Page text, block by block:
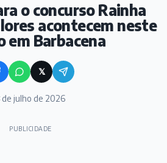
o concurso Rainha
acontecem neste
em Barbacena
𝕏
de julho de 2026
PUBLICIDADE